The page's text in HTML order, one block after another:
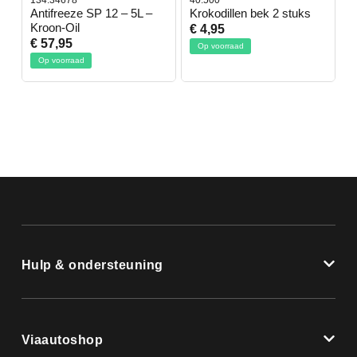
Antifreeze SP 12 – 5L –
Kroon-Oil
€ 57,95
Op voorraad
Krokodillen bek 2 stuks
€ 4,95
Op voorraad
Hulp & ondersteuning
Viaautoshop